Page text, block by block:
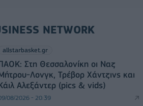
NETWORK
allstarbasket.gr
Στη Θεσσαλονίκη οι Ναζ
Λονγκ, Τρέβορ Χάντζινς και
Αλεξάντερ (pics & vids)
08/2026 - 20:39